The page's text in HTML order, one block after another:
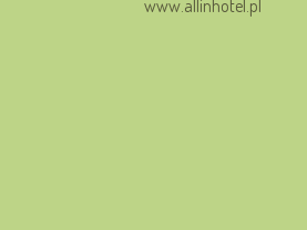
www.allinhotel.pl